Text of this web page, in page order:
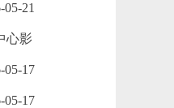
05-21
心影
05-17
05-17